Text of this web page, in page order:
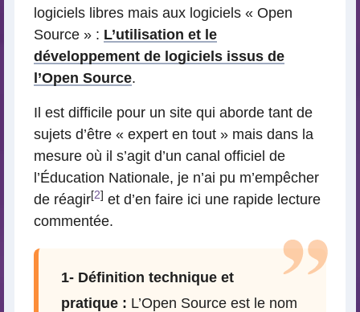
logiciels libres mais aux logiciels « Open
Source » : L’utilisation et le
développement de logiciels issus de
l’Open Source.
Il est difficile pour un site qui aborde tant de
sujets d’être « expert en tout » mais dans la
mesure où il s’agit d’un canal officiel de
l’Éducation Nationale, je n’ai pu m’empêcher
de réagir[2] et d’en faire ici une rapide lecture
commentée.
1- Définition technique et
pratique : L’Open Source est le nom